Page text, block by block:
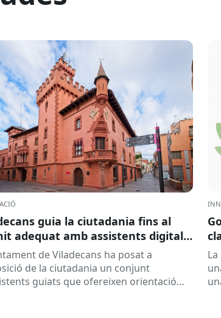
guia la ciutadania fins al
adequat amb assistents digitals:
de Viladecans ha posat a
de la ciutadania un conjunt
guiats que ofereixen orientació